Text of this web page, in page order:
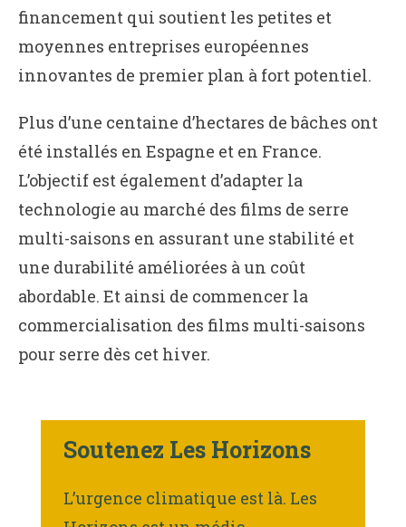
financement qui soutient les petites et
moyennes entreprises européennes
innovantes de premier plan à fort potentiel.
Plus d’une centaine d’hectares de bâches ont
été installés en Espagne et en France.
L’objectif est également d’adapter la
technologie au marché des films de serre
multi-saisons en assurant une stabilité et
une durabilité améliorées à un coût
abordable. Et ainsi de commencer la
commercialisation des films multi-saisons
pour serre dès cet hiver.
Soutenez Les Horizons
L’urgence climatique est là. Les